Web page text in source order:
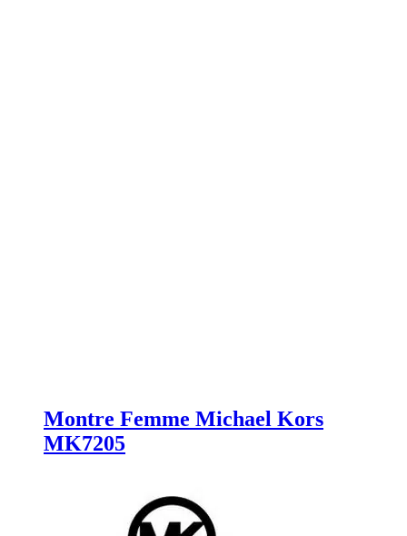
Montre Femme Michael Kors
MK7205